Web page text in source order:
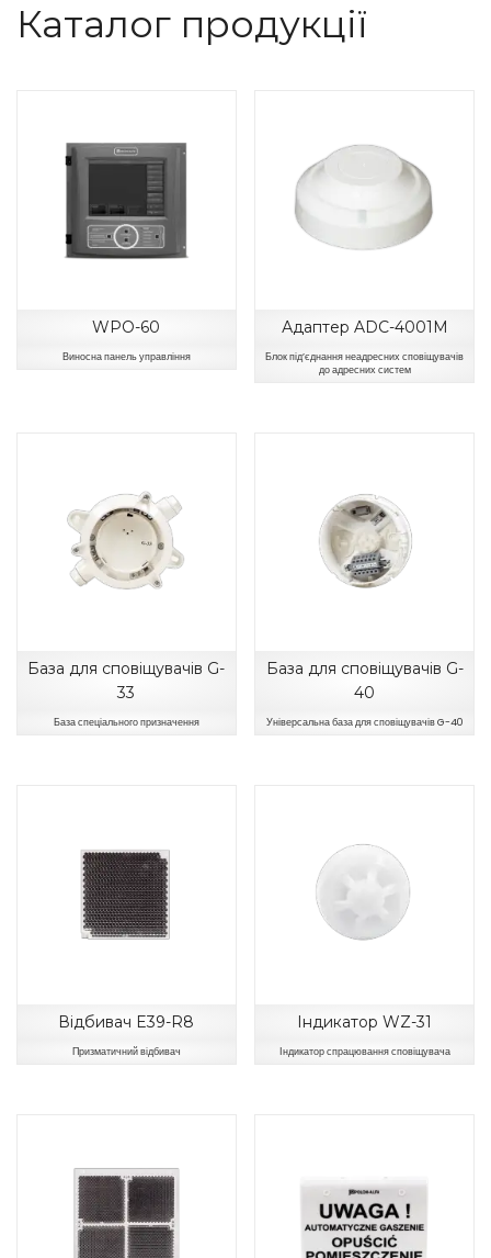
Каталог продукції
WPO-60
Виносна панель управління
Адаптер ADC-4001M
Блок під’єднання неадресних сповіщувачів
до адресних систем
База для сповіщувачів G-
33
База спеціального призначення
База для сповіщувачів G-
40
Універсальна база для сповіщувачів G-40
Відбивач E39-R8
Призматичний відбивач
Індикатор WZ-31
Індикатор спрацювання сповіщувача